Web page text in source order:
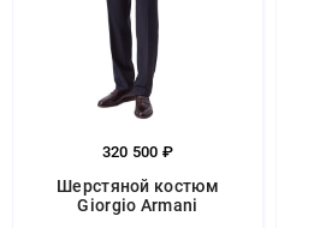
320 500 ₽
Шерстяной костюм
Giorgio Armani